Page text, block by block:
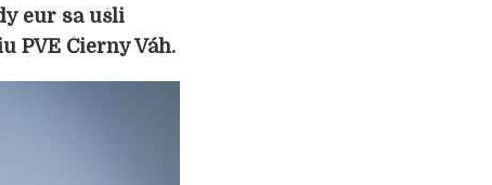
eur sa ušli
PVE Čierny Váh.